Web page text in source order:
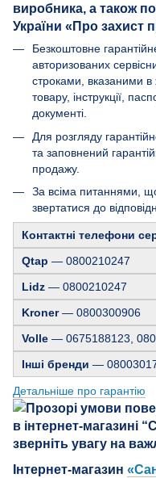
виробника, а також
України «Про захист
Безкоштовне
авторизованих
строками, вказаними в
товару, інструкції,
документі.
Для розгляду
та заповнений
продажу.
За всіма питаннями,
звертатися до
Контактні телефони
Qtap — 0800210247
Lidz — 0800210247
Kroner— 0800300906
Volle — 0675188123,
Інші бренди —
Детальніше про гарантію
Інтернет-магазин